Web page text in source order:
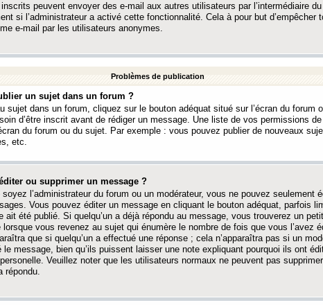
peuvent envoyer des e-mail aux autres utilisateurs par l’intermédiaire
si l’administrateur a activé cette fonctionnalité. Cela à pour but d’empêcher
e-mail par les utilisateurs anonymes.
Problèmes de publication
un sujet dans un forum ?
sujet dans un forum, cliquez sur le bouton adéquat situé sur l’écran du forum
d’être inscrit avant de rédiger un message. Une liste de vos permissions
du forum ou du sujet. Par exemple : vous pouvez publier de nouveaux
etc.
ou supprimer un message ?
l’administrateur du forum ou un modérateur, vous ne pouvez seulement
Vous pouvez éditer un message en cliquant le bouton adéquat, parfois
ait été publié. Si quelqu’un a déjà répondu au message, vous trouverez un
vous revenez au sujet qui énumère le nombre de fois que vous l’avez
que si quelqu’un a effectué une réponse ; cela n’apparaîtra pas si un
le message, bien qu’ils puissent laisser une note expliquant pourquoi ils ont
Veuillez noter que les utilisateurs normaux ne peuvent pas
répondu.